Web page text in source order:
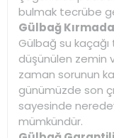
bulmak tecrübe
Gülbağ
Gülbağ su
düşünülen zemin
zaman sorunun
günümüzde son
sayesinde
mümkündür.